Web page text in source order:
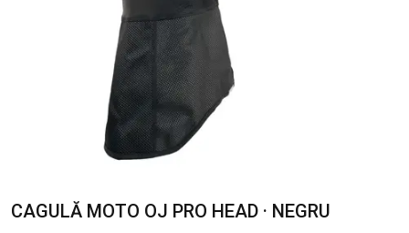
CAGULĂ MOTO OJ PRO HEAD · NEGRU